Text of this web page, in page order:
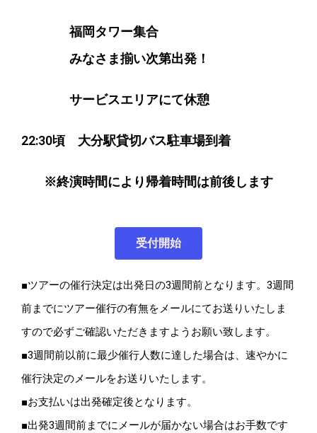
福岡タワー集合
みなさま揃い次第出発！
サービスエリアにて休憩
22:30頃 大分駅貸切バス駐車場到着
※終演時間により帰着時間は前後します
受付開始
■ツアーの催行決定は出発日の3週間前となります。3週間
前までにツアー催行の有無をメールにてお送りいたしま
すので必ずご確認いただきますようお願い致します。
■3週間前以前に最少催行人数に達した場合は、速やかに
催行決定のメールをお送りいたします。
■お支払いは出発確定後となります。
■出発3週間前までにメールが届かない場合はお手数です